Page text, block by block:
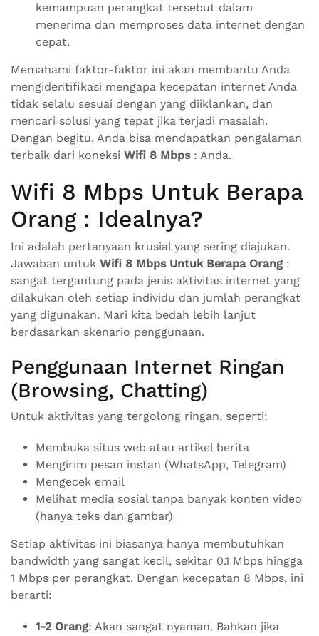
kemampuan perangkat tersebut dalam
menerima dan memproses data internet dengan
cepat.
Memahami faktor-faktor ini akan membantu Anda
mengidentifikasi mengapa kecepatan internet Anda
tidak selalu sesuai dengan yang diiklankan, dan
mencari solusi yang tepat jika terjadi masalah.
Dengan begitu, Anda bisa mendapatkan pengalaman
terbaik dari koneksi Wifi 8 Mbps: Anda.
Wifi 8 Mbps Untuk Berapa
Orang : Idealnya?
Ini adalah pertanyaan krusial yang sering diajukan.
Jawaban untuk Wifi 8 Mbps Untuk Berapa Orang:
sangat tergantung pada jenis aktivitas internet yang
dilakukan oleh setiap individu dan jumlah perangkat
yang digunakan. Mari kita bedah lebih lanjut
berdasarkan skenario penggunaan.
Penggunaan Internet Ringan
(Browsing, Chatting)
Untuk aktivitas yang tergolong ringan, seperti:
Membuka situs web atau artikel berita
Mengirim pesan instan (WhatsApp, Telegram)
Mengecek email
Melihat media sosial tanpa banyak konten video
(hanya teks dan gambar)
Setiap aktivitas ini biasanya hanya membutuhkan
bandwidth yang sangat kecil, sekitar 0.1 Mbps hingga
1 Mbps per perangkat. Dengan kecepatan 8 Mbps, ini
berarti:
1-2 Orang: Akan sangat nyaman. Bahkan jika